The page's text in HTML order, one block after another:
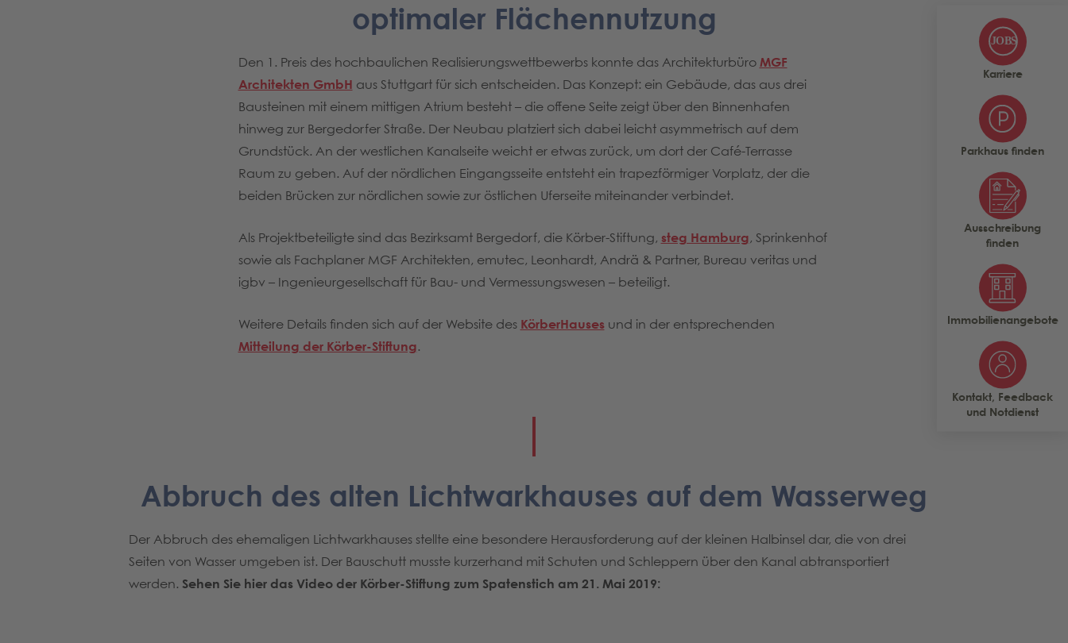
Karriere
Parkhaus finden
Ausschreibung
finden
Immobilienangebote
Kontakt, Feedback
und Notdienst
optimaler Flächennutzung
Den 1. Preis des hochbaulichen Realisierungswettbewerbs konnte das Architekturbüro MGF
Architekten GmbH aus Stuttgart für sich entscheiden. Das Konzept: ein Gebäude, das aus drei
Bausteinen mit einem mittigen Atrium besteht – die offene Seite zeigt über den Binnenhafen
hinweg zur Bergedorfer Straße. Der Neubau platziert sich dabei leicht asymmetrisch auf dem
Grundstück. An der westlichen Kanalseite weicht er etwas zurück, um dort der Café-Terrasse
Raum zu geben. Auf der nördlichen Eingangsseite entsteht ein trapezförmiger Vorplatz, der die
beiden Brücken zur nördlichen sowie zur östlichen Uferseite miteinander verbindet.
Als Projektbeteiligte sind das Bezirksamt Bergedorf, die Körber-Stiftung, steg Hamburg, Sprinkenhof
sowie als Fachplaner MGF Architekten, emutec, Leonhardt, Andrä & Partner, Bureau veritas und
igbv – Ingenieurgesellschaft für Bau- und Vermessungswesen – beteiligt.
Weitere Details finden sich auf der Website des KörberHausesund in der entsprechenden
Mitteilung der Körber-Stiftung.
Abbruch des alten Lichtwarkhauses auf dem Wasserweg
Der Abbruch des ehemaligen Lichtwarkhauses stellte eine besondere Herausforderung auf der kleinen Halbinsel dar, die von drei
Seiten von Wasser umgeben ist. Der Bauschutt musste kurzerhand mit Schuten und Schleppern über den Kanal abtransportiert
werden. Sehen Sie hier das Video der Körber-Stiftung zum Spatenstich am 21. Mai 2019: